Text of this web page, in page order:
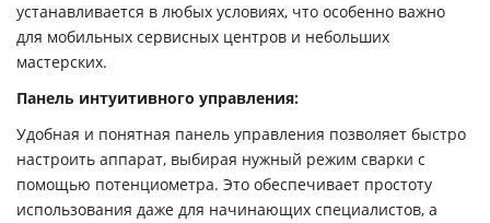
устанавливается в любых условиях, что особенно важно
для мобильных сервисных центров и небольших
мастерских.
Панель интуитивного управления:
Удобная и понятная панель управления позволяет быстро
настроить аппарат, выбирая нужный режим сварки с
помощью потенциометра. Это обеспечивает простоту
использования даже для начинающих специалистов, а